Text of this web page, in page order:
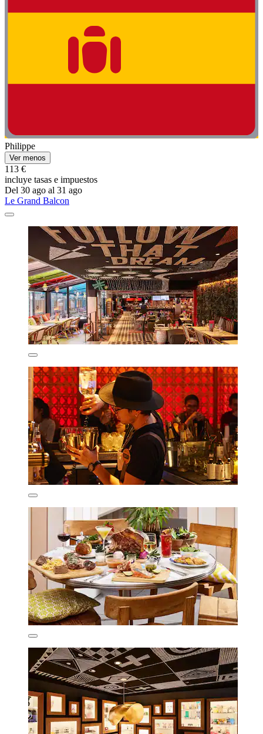
Philippe
Ver menos
113 €
incluye tasas e impuestos
Del 30 ago al 31 ago
Le Grand Balcon